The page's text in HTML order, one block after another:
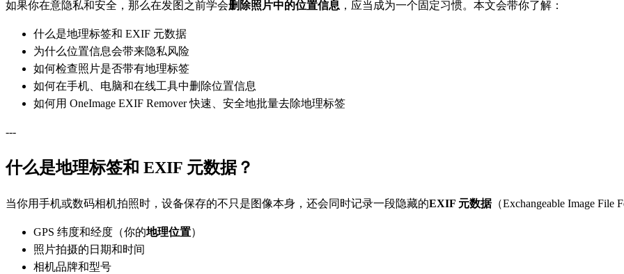
如果你在意隐私和安全，那么在发图之前学会删除照片中的位置信息 ，应当成为一个固定习惯。本文会带你了解：
什么是地理标签和 EXIF 元数据
为什么位置信息会带来隐私风险
如何检查照片是否带有地理标签
如何在手机、电脑和在线工具中删除位置信息
如何用 OneImage EXIF Remover 快速、安全地批量去除地理标签
---
什么是地理标签和 EXIF 元数据？
当你用手机或数码相机拍照时，设备保存的不只是图像本身，还会同时记录一段隐藏的EXIF 元数据（Exchangeable Image File
GPS 纬度和经度（你的地理位置）
照片拍摄的日期和时间
相机品牌和型号